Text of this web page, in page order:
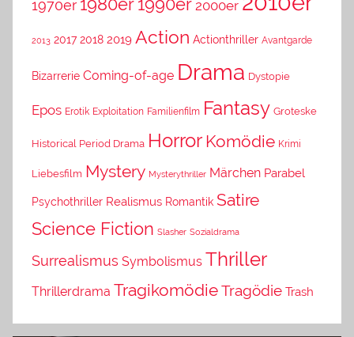
1970er 1990er 2000er
2013 2017 2018 2019 Action Actionthriller Avantgarde
Bizarrerie Coming-of-age Drama Dystopie
Epos Erotik Exploitation Familienfilm Fantasy Groteske
Historical Period Drama Horror Komödie Krimi
Liebesfilm Mystery Mysterythriller Märchen Parabel
Psychothriller Realismus Romantik Satire
Science Fiction Slasher Sozialdrama
Surrealismus Symbolismus Thriller
Thrillerdrama TragikomödieTragödie Trash